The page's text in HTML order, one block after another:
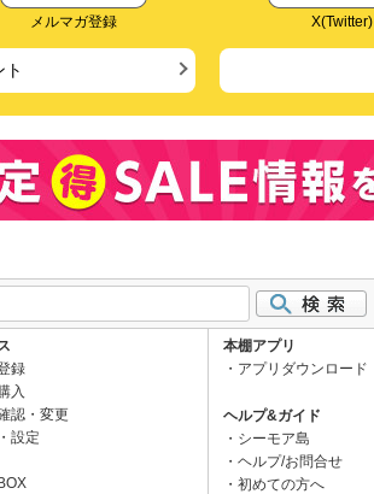
メルマガ登録 X(Twitter)
ト
録
入
認・変更
設定
本棚アプリ
アプリダウンロード
ヘルプ&ガイド
シーモア島
ヘルプ/お問合せ
初めての方へ